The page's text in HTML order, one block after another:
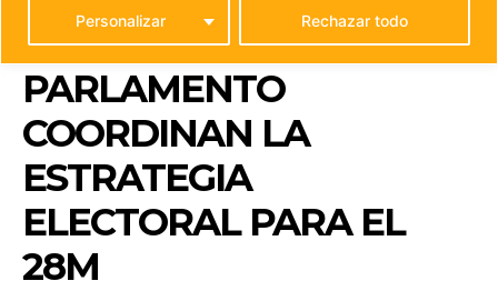
Personalizar Rechazar todo
CABILDO Y
PARLAMENTO
COORDINAN LA
ESTRATEGIA
ELECTORAL PARA EL
28M